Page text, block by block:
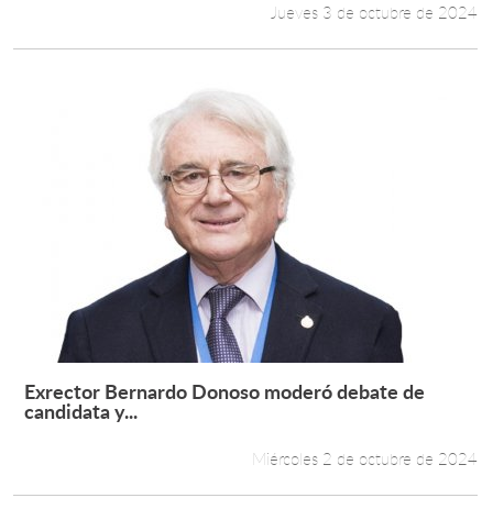
Jueves 3 de octubre de 2024
Leer más +
Exrector Bernardo Donoso moderó debate de
candidata y...
Miércoles 2 de octubre de 2024